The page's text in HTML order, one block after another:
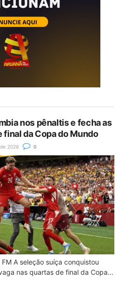
nos pênaltis e fecha as
final da Copa do Mundo
2026 0
A seleção suíça conquistou
nas quartas de final da Copa...